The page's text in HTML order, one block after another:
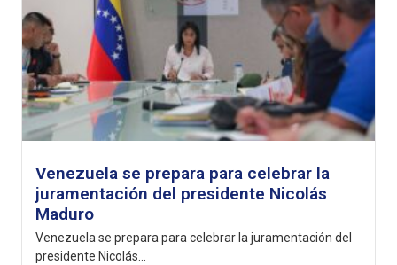
Venezuela se prepara para celebrar la
juramentación del presidente Nicolás
Maduro
Venezuela se prepara para celebrar la juramentación del
presidente Nicolás...